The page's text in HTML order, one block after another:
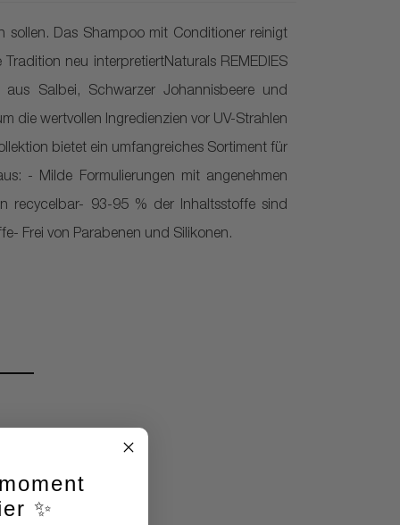
sollen. Das Shampoo mit Conditioner reinigt
neu interpretiertNaturals REMEDIES
Salbei, Schwarzer Johannisbeere und
die wertvollen Ingredienzien vor UV-Strahlen
bietet ein umfangreiches Sortiment für
- Milde Formulierungen mit angenehmen
recycelbar- 93-95 % der Inhaltsstoffe sind
Frei von Parabenen und Silikonen.
✨